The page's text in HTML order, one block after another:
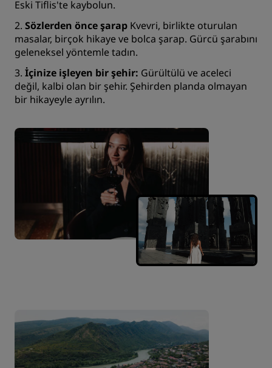
Eski Tiflis'te kaybolun.
2. Sözlerden önce şarap Kvevri, birlikte oturulan
masalar, birçok hikaye ve bolca şarap. Gürcü şarabını
geleneksel yöntemle tadın.
3. İçinize işleyen bir şehir: Gürültülü ve aceleci
değil, kalbi olan bir şehir. Şehirden planda olmayan
bir hikayeyle ayrılın.